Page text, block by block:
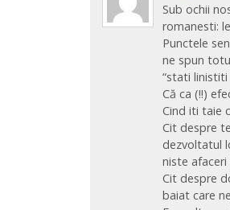
Sub ochii
romanesti:
Punctele
ne spun
“stati linistiti
Că ca (!!)
Cind iti taie
Cit despre
dezvoltatul
niste
Cit despre
baiat care